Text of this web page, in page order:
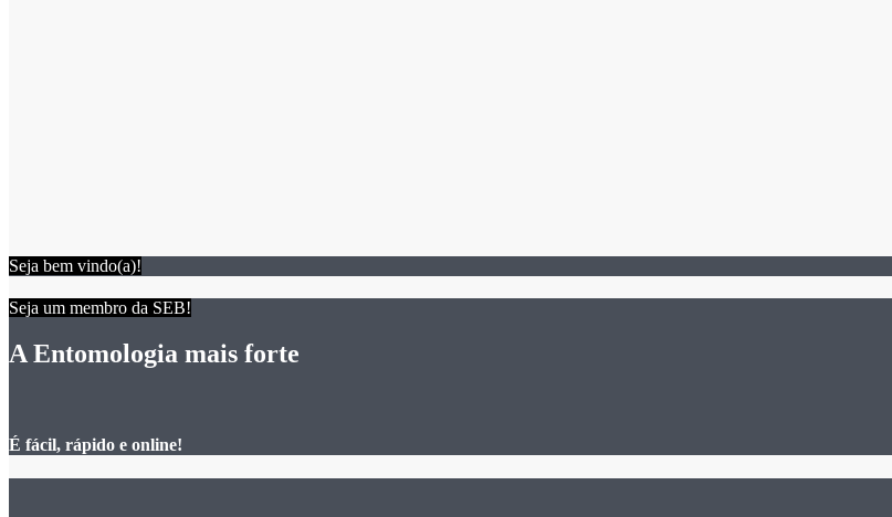
Seja bem vindo(a)!
Seja um membro da SEB!
A Entomologia mais forte
É fácil, rápido e online!